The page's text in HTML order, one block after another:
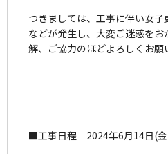
つきましては、工事に伴い女
などが発生し、大変ご迷惑を
解、ご協力のほどよろしくお願
■工事日程 2024年6月14日(